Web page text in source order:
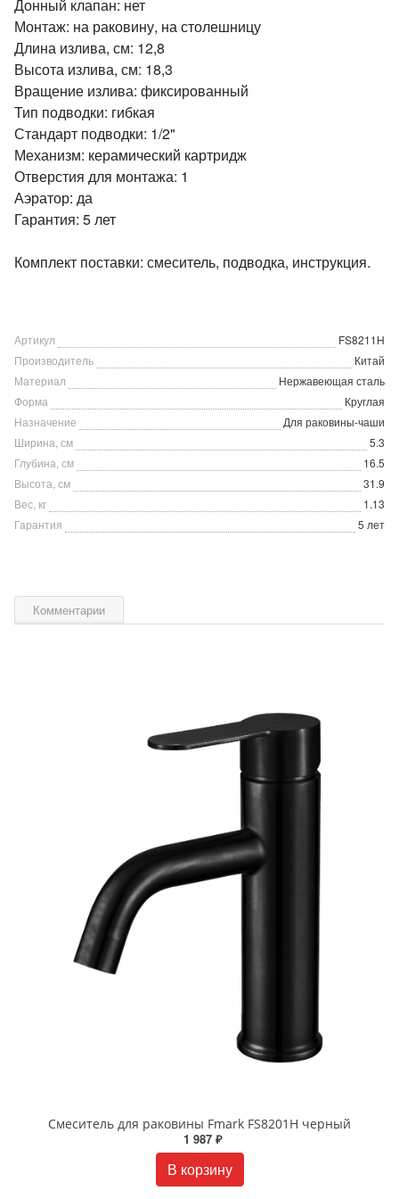
Донный клапан: нет
Монтаж: на раковину, на столешницу
Длина излива, см: 12,8
Высота излива, см: 18,3
Вращение излива: фиксированный
Тип подводки: гибкая
Стандарт подводки: 1/2"
Механизм: керамический картридж
Отверстия для монтажа: 1
Аэратор: да
Гарантия: 5 лет
Комплект поставки: смеситель, подводка, инструкция.
Артикул
FS8211H
Производитель
Китай
Материал
Нержавеющая сталь
Форма
Круглая
Назначение
Для раковины-чаши
Ширина, см
5.3
Глубина, см
16.5
Высота, см
31.9
Вес, кг
1.13
Гарантия
5 лет
Комментарии
Смеситель для раковины Fmark FS8201H черный
1 987 ₽
В корзину